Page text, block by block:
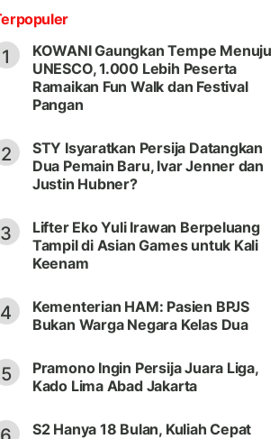
1
KOWANI Gaungkan Tempe Menuju
UNESCO, 1.000 Lebih Peserta
Ramaikan Fun Walk dan Festival
Pangan
2
STY Isyaratkan Persija Datangkan
Dua Pemain Baru, Ivar Jenner dan
Justin Hubner?
3
Lifter Eko Yuli Irawan Berpeluang
Tampil di Asian Games untuk Kali
Keenam
4
Kementerian HAM: Pasien BPJS
Bukan Warga Negara Kelas Dua
5
Pramono Ingin Persija Juara Liga,
Kado Lima Abad Jakarta
S2 Hanya 18 Bulan, Kuliah Cepat